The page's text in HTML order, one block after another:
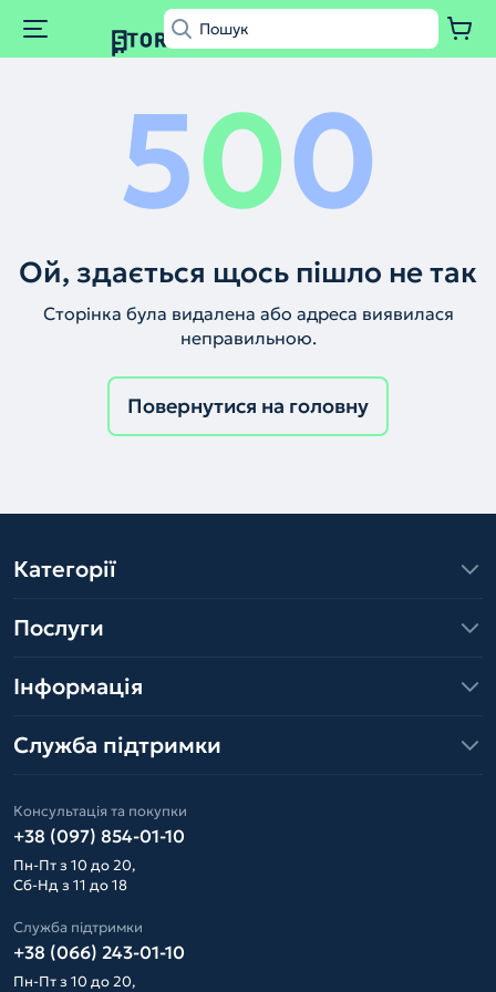
500
Ой, здається щось пішло не так
Сторінка була видалена або адреса виявилася
неправильною.
Повернутися на головну
Категорії
Послуги
Інформація
Служба підтримки
Консультація та покупки
+38 (097) 854-01-10
Пн-Пт з 10 до 20,
Сб-Нд з 11 до 18
Служба підтримки
+38 (066) 243-01-10
Пн-Пт з 10 до 20,